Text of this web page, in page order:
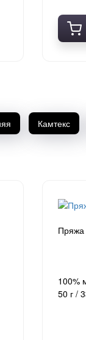
Камтекс
Пряжа
100%
50 г /